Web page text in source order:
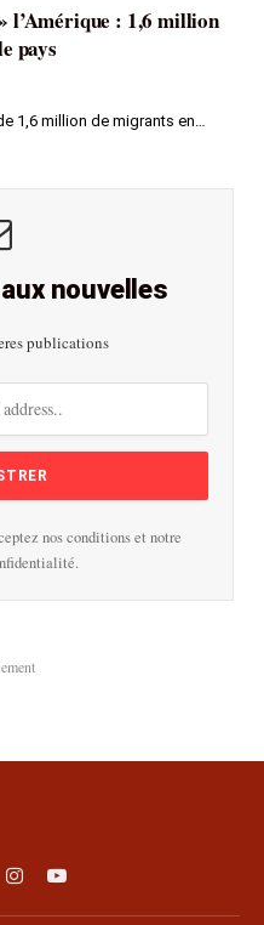
l’Amérique : 1,6 million
pays
1,6 million de migrants en…
nouvelles
publications
nos conditions et notre
InstagramYouTube